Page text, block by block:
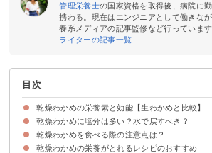
管理栄養士の国家資格を取得後、病院に
携わる。現在はエンジニアとして働きな
養系メディアの記事監修など行っています
ライターの記事一覧
目次
乾燥わかめの栄養素と効能【生わかめと比較】
①食物繊維
②ヨウ素
③ビタミンK
④マグネシウム
乾燥わかめに塩分は多い？水で戻すべき？
乾燥わかめは戻さず使って問題ない
乾燥わかめの戻し方
乾燥わかめを食べる際の注意点は？
ヨウ素の過剰摂取
食べ過ぎると便秘・下痢になることも
乾燥わかめの栄養がとれるレシピのおすすめ